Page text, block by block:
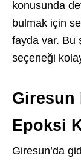
konusunda
bulmak için
fayda var. Bu
seçeneği
Giresun
Epoksi
Giresun’da